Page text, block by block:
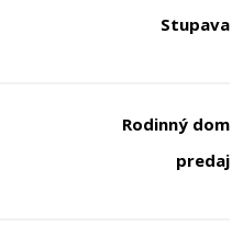
Stupava
Rodinný dom
predaj